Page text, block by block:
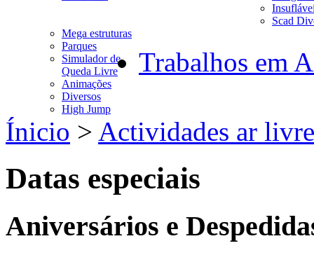
Scad
Mega estruturas
Parques
Simulador de
Queda Livre
Animações
Diversos
High Jump
Trabalhos em
Ínicio > Actividades ar livre
Datas especiais
Aniversários e